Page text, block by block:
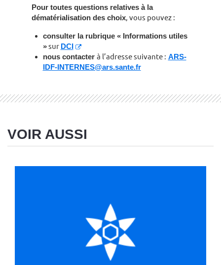
Pour toutes questions relatives à la
dématérialisation des choix, vous pouvez :
consulter la rubrique « Informations utiles
»sur DCI
nous contacter à l’adresse suivante : ARS-
IDF-INTERNES@ars.sante.fr
VOIR AUSSI